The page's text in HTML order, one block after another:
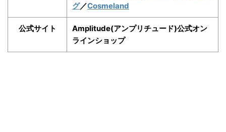
グ／Cosmeland
公式サイト
Amplitude(アンプリチュード)公式オン
ラインショップ